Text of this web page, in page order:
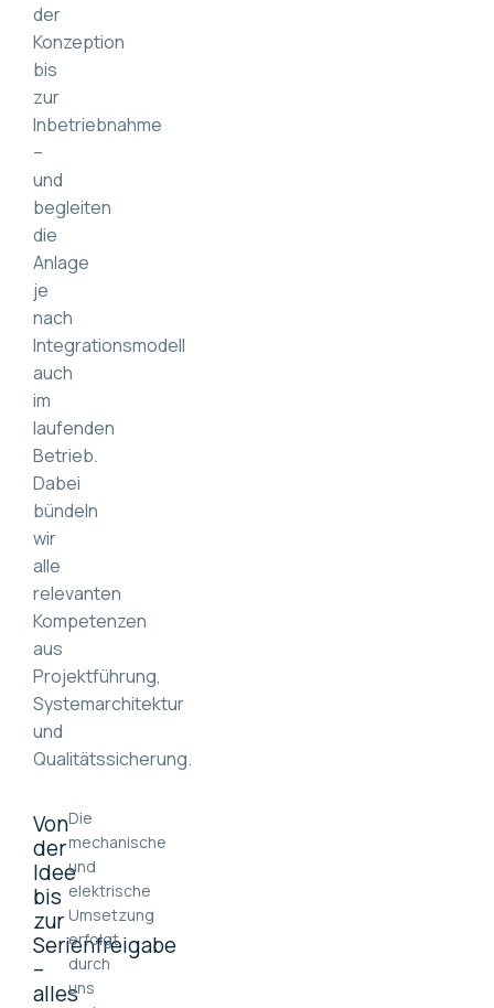
der
Konzeption
bis
zur
Inbetriebnahme
–
und
begleiten
die
Anlage
je
nach
Integrationsmodell
auch
im
laufenden
Betrieb.
Dabei
bündeln
wir
alle
relevanten
Kompetenzen
aus
Projektführung,
Systemarchitektur
und
Qualitätssicherung.
Von
der
Idee
bis
zur
Serienfreigabe
–
alles
Die
mechanische
und
elektrische
Umsetzung
erfolgt
durch
uns